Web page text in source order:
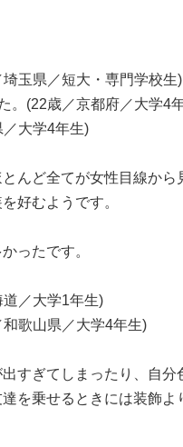
玉県／短大・専門学校生)
。(22歳／京都府／大学4
大学4年生)
んど全てが女性目線から
好むようです。
ったです。
／大学1年生)
歌山県／大学4年生)
すぎてしまったり、自分
を乗せるときには装飾よ